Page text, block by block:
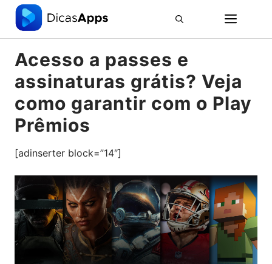
Pular
para
o
conteúdo
Acesso a passes e
assinaturas grátis? Veja
como garantir com o Play
Prêmios
[adinserter block=”14″]